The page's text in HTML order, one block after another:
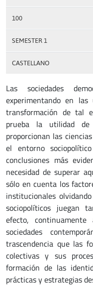
100
SEMESTER 1
CASTELLANO
Las sociedades
experimentando en las
transformación de tal
prueba la utilidad de
proporcionan las
el entorno
conclusiones más
necesidad de superar
sólo en cuenta los
institucionales
sociopolíticos juegan
efecto, continuamente
sociedades
trascendencia que las
colectivas y sus
formación de las
prácticas y estrategias